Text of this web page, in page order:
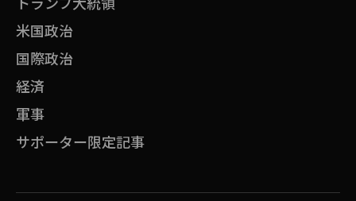
米国政治
国際政治
経済
軍事
サポーター限定記事